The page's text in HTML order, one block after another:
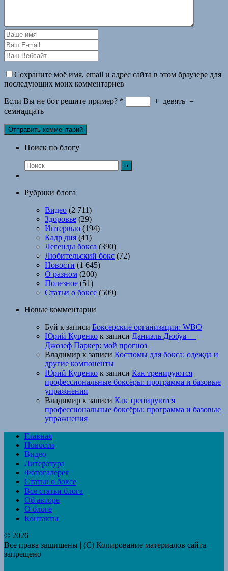
Сохраните моё имя, email и адрес сайта в этом браузере для
последующих моих комментариев
Если Вы не бот решите пример? * + девять =
семнадцать
Поиск по блогу
Рубрики блога
Видео (2 711)
Здоровье (29)
Интервью (194)
Кадр дня (41)
Легенды бокса (390)
Любительский бокс (72)
Новости (1 645)
О разном (200)
Полезное (51)
Статьи о боксе (509)
Новые комментарии
Буй к записи Боксерские организации: WBO
Юрий Куценко к записи Даниэль Дюбуа —
Джозеф Паркер: мой прогноз
Владимир к записи Костюмы для бокса: одежда и
другие компоненты
Юрий Куценко к записи Как тренируются
профессиональные боксёры: программа и базовые
упражнения
Владимир к записи Как тренируются
профессиональные боксёры: программа и базовые
упражнения
Главная
Новости
Видео
Литература
Фотогалерея
Статьи о боксе
Все статьи блога
Об авторе
О блоге
Контакты
© 2026
Все права защищены | (C) Копирование материалов сайта
запрещено